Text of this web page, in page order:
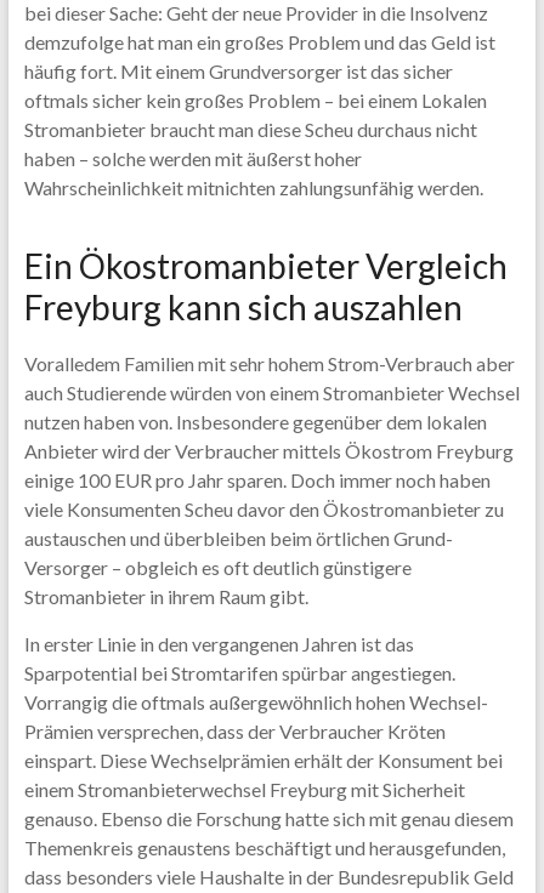
bei dieser Sache: Geht der neue Provider in die Insolvenz
demzufolge hat man ein großes Problem und das Geld ist
häufig fort. Mit einem Grundversorger ist das sicher
oftmals sicher kein großes Problem – bei einem Lokalen
Stromanbieter braucht man diese Scheu durchaus nicht
haben – solche werden mit äußerst hoher
Wahrscheinlichkeit mitnichten zahlungsunfähig werden.
Ein Ökostromanbieter Vergleich
Freyburg kann sich auszahlen
Voralledem Familien mit sehr hohem Strom-Verbrauch aber
auch Studierende würden von einem Stromanbieter Wechsel
nutzen haben von. Insbesondere gegenüber dem lokalen
Anbieter wird der Verbraucher mittels Ökostrom Freyburg
einige 100 EUR pro Jahr sparen. Doch immer noch haben
viele Konsumenten Scheu davor den Ökostromanbieter zu
austauschen und überbleiben beim örtlichen Grund-
Versorger – obgleich es oft deutlich günstigere
Stromanbieter in ihrem Raum gibt.
In erster Linie in den vergangenen Jahren ist das
Sparpotential bei Stromtarifen spürbar angestiegen.
Vorrangig die oftmals außergewöhnlich hohen Wechsel-
Prämien versprechen, dass der Verbraucher Kröten
einspart. Diese Wechselprämien erhält der Konsument bei
einem Stromanbieterwechsel Freyburg mit Sicherheit
genauso. Ebenso die Forschung hatte sich mit genau diesem
Themenkreis genaustens beschäftigt und herausgefunden,
dass besonders viele Haushalte in der Bundesrepublik Geld